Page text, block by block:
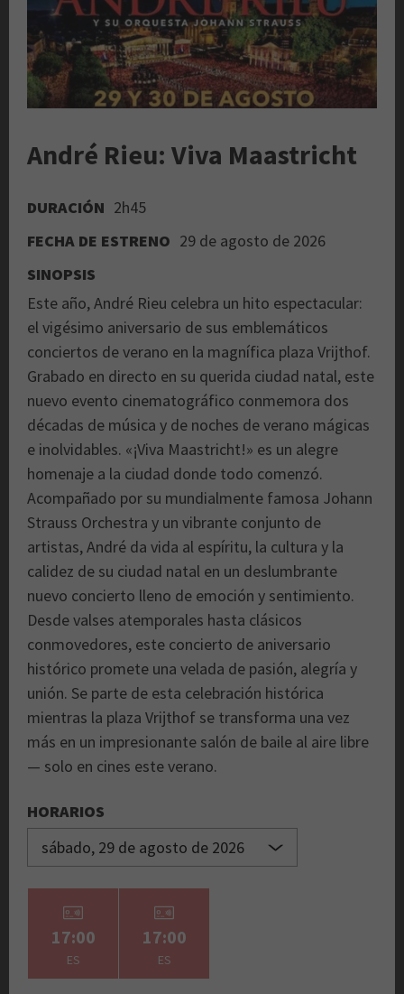
André Rieu: Viva Maastricht
DURACIÓN 2h45
FECHA DE ESTRENO 29 de agosto de 2026
SINOPSIS
Este año, André Rieu celebra un hito espectacular:
el vigésimo aniversario de sus emblemáticos
conciertos de verano en la magnífica plaza Vrijthof.
Grabado en directo en su querida ciudad natal, este
nuevo evento cinematográfico conmemora dos
décadas de música y de noches de verano mágicas
e inolvidables. «¡Viva Maastricht!» es un alegre
homenaje a la ciudad donde todo comenzó.
Acompañado por su mundialmente famosa Johann
Strauss Orchestra y un vibrante conjunto de
artistas, André da vida al espíritu, la cultura y la
calidez de su ciudad natal en un deslumbrante
nuevo concierto lleno de emoción y sentimiento.
Desde valses atemporales hasta clásicos
conmovedores, este concierto de aniversario
histórico promete una velada de pasión, alegría y
unión. Se parte de esta celebración histórica
mientras la plaza Vrijthof se transforma una vez
más en un impresionante salón de baile al aire libre
— solo en cines este verano.
HORARIOS
17:00
ES
17:00
ES